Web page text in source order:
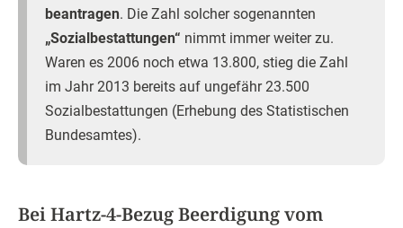
beantragen. Die Zahl solcher sogenannten
„Sozialbestattungen“ nimmt immer weiter zu.
Waren es 2006 noch etwa 13.800, stieg die Zahl
im Jahr 2013 bereits auf ungefähr 23.500
Sozialbestattungen (Erhebung des Statistischen
Bundesamtes).
Bei Hartz-4-Bezug Beerdigung vom